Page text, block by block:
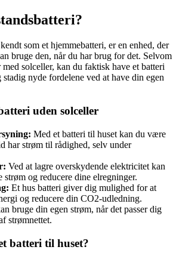
som et hjemmebatteri, er en enhed, der
bruge den, når du har brug for det. Selvom
solceller, kan du faktisk have et batteri
nyde fordelene ved at have din egen
uden solceller
Med et batteri til huset kan du være
har strøm til rådighed, selv under
Ved at lagre overskydende elektricitet kan
og reducere dine elregninger.
Et hus batteri giver dig mulighed for at
og reducere din CO2-udledning.
bruge din egen strøm, når det passer dig
strømnettet.
batteri til huset?